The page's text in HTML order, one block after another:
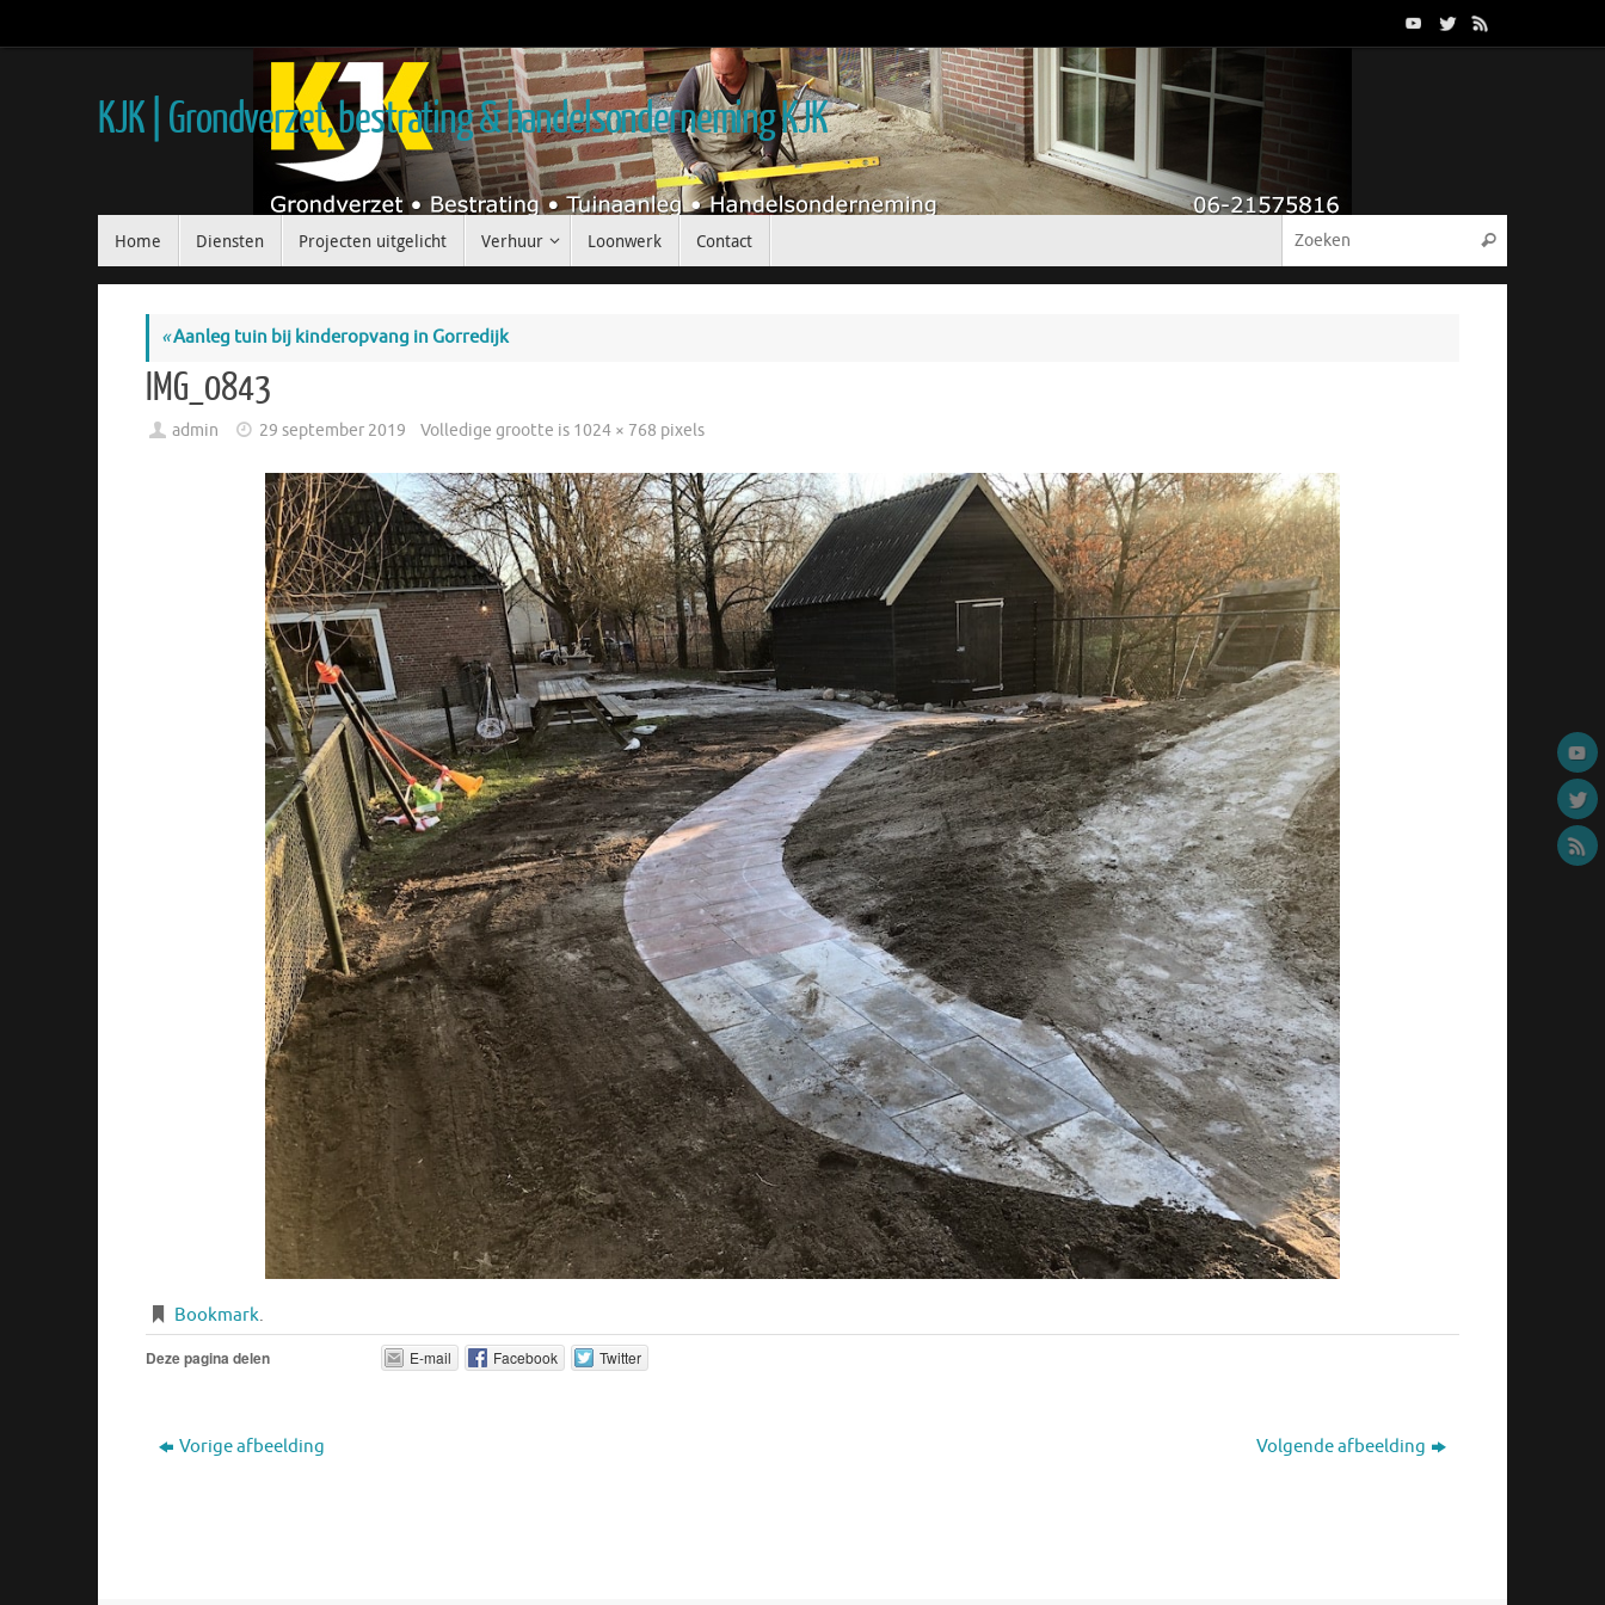
KJK | Grondverzet, bestrating & handelsonderneming KJK
Home Diensten Projecten uitgelicht Verhuur Loonwerk Contact
«Aanleg tuin bij kinderopvang in Gorredijk
IMG_0843
admin 29 september 2019 Volledige grootte is 1024 × 768 pixels
Bookmark.
Deze pagina delen E-mail Facebook Twitter
Vorige afbeelding Volgende afbeelding